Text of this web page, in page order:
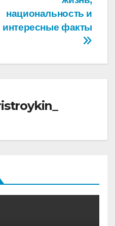
национальность и
интересные факты